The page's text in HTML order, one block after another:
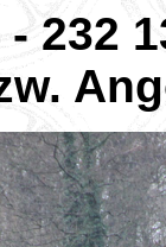
232